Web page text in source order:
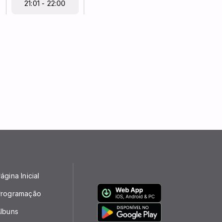
21:01 - 22:00
Inicial